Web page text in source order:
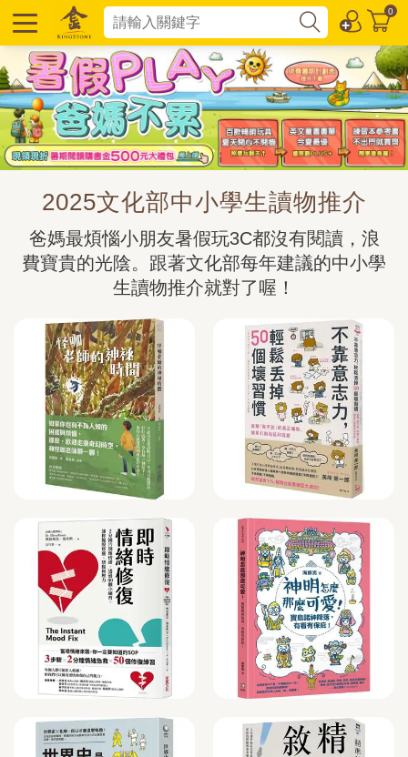
0
2025文化部中小學生讀物推介
爸媽最煩惱小朋友暑假玩3C都沒有閱讀，浪
費寶貴的光陰。跟著文化部每年建議的中小學
生讀物推介就對了喔！